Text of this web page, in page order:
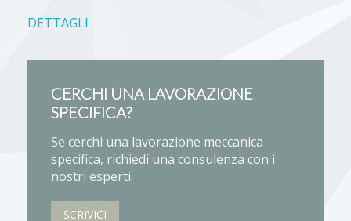
DETTAGLI
CERCHI UNA LAVORAZIONE
SPECIFICA?
Se cerchi una lavorazione meccanica
specifica, richiedi una consulenza con i
nostri esperti.
SCRIVICI